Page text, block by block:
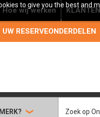
to give you the best and
Hoe wij werken
RESERVEONDERDELEN